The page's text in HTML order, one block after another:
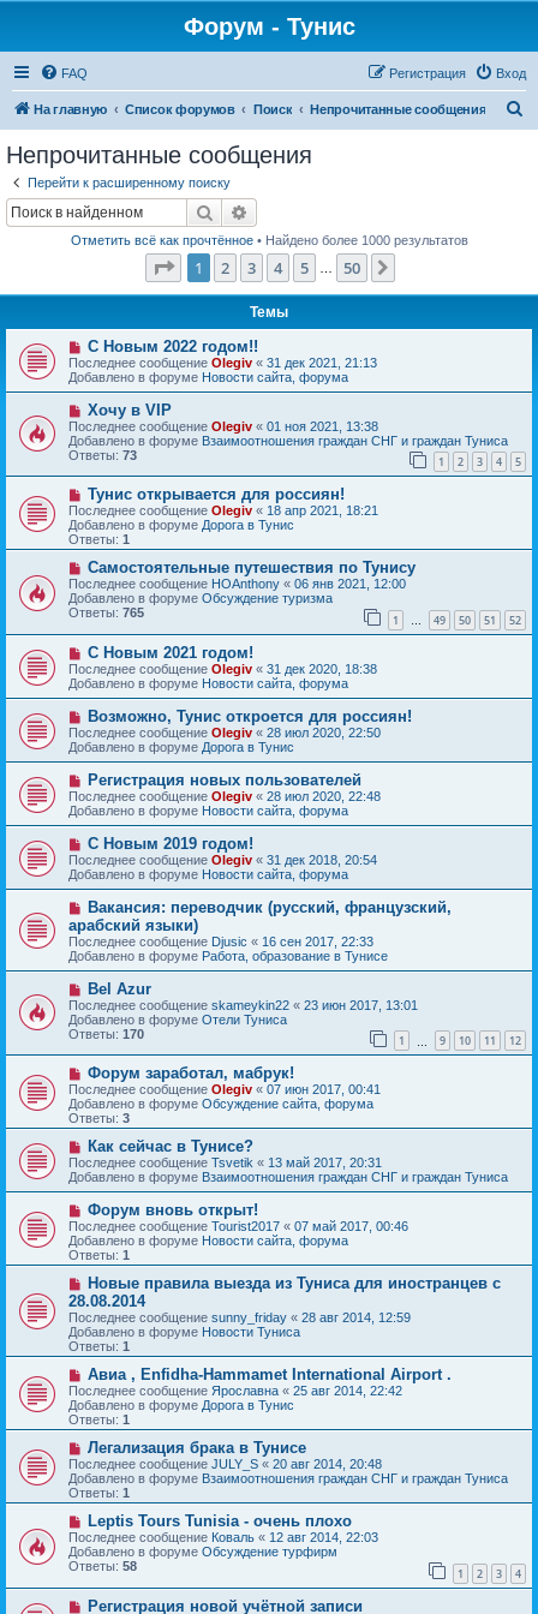
Форум - Тунис
FAQ Вход
Регистрация
На главную Список форумов Поиск Непрочитанные сообщения
Непрочитанные сообщения
Перейти к расширенному поиску
Поиск
Отметить всё как прочтённое• Найдено более 1000 результатов
Страница из 50
1 2 3 4 5 50
Темы
Н
о
в
о
е
с
о
о
б
щ
е
и
е
С Новым 2022 годом!!
Последнее сообщение Olegiv « 31 дек 2021, 21:13
Добавлено в форуме Новости сайта, форума
Н
о
в
о
е
с
о
о
б
щ
е
н
и
е
Хочу в VIP
Последнее сообщение Olegiv « 01 ноя 2021, 13:38
Добавлено в форуме Взаимоотношения граждан СНГ и граждан Туниса
Ответы: 73 1 2 3 4 5
Н
о
в
о
е
с
о
б
щ
е
н
и
е
Тунис открывается для россиян!
Последнее сообщение Olegiv « 18 апр 2021, 18:21
Добавлено в форуме Дорога в Тунис
Ответы: 1
Н
о
в
о
е
с
о
о
б
е
н
и
е
Самостоятельные путешествия по Тунису
Последнее сообщение HOAnthony « 06 янв 2021, 12:00
Добавлено в форуме Обсуждение туризма
Ответы: 765 1 … 49 50 51 52
Н
о
в
о
е
с
о
о
б
щ
е
н
и
е
С Новым 2021 годом!
Последнее сообщение Olegiv « 31 дек 2020, 18:38
Добавлено в форуме Новости сайта, форума
Н
о
в
о
е
с
о
о
б
щ
е
н
и
е
Возможно, Тунис откроется для россиян!
Последнее сообщение Olegiv « 28 июл 2020, 22:50
Добавлено в форуме Дорога в Тунис
Н
о
в
о
с
о
о
б
щ
е
н
и
е
Регистрация новых пользователей
Последнее сообщение Olegiv « 28 июл 2020, 22:48
Добавлено в форуме Новости сайта, форума
Н
о
в
о
е
с
о
о
б
щ
е
н
и
е
С Новым 2019 годом!
Последнее сообщение Olegiv « 31 дек 2018, 20:54
Добавлено в форуме Новости сайта, форума
Н
в
о
е
с
о
б
щ
и
е
Вакансия: переводчик (русский, французский,
арабский языки)
Последнее сообщение Djusic « 16 сен 2017, 22:33
Добавлено в форуме Работа, образование в Тунисе
Н
о
в
о
е
с
о
о
б
щ
е
н
и
е
Bel Azur
Последнее сообщение skameykin22 « 23 июн 2017, 13:01
Добавлено в форуме Отели Туниса
Ответы: 170 1 9 10 11 12
Н
о
в
о
е
с
о
о
б
щ
е
н
и
е
Форум заработал, мабрук!
Последнее сообщение Olegiv « 07 июн 2017, 00:41
Добавлено в форуме Обсуждение сайта, форума
Ответы: 3
Н
о
в
е
с
о
о
б
щ
е
н
и
е
Как сейчас в Тунисе?
Последнее сообщение Tsvetik « 13 май 2017, 20:31
Добавлено в форуме Взаимоотношения граждан СНГ и граждан Туниса
Н
о
в
о
е
с
о
о
б
щ
е
и
е
Форум вновь открыт!
Последнее сообщение Tourist2017 « 07 май 2017, 00:46
Добавлено в форуме Новости сайта, форума
Ответы: 1
Н
о
в
о
е
с
о
б
щ
е
и
е
Новые правила выезда из Туниса для иностранцев с
28.08.2014
Последнее сообщение sunny_friday « 28 авг 2014, 12:59
Добавлено в форуме Новости Туниса
Ответы: 1
Н
о
в
о
е
с
о
о
б
щ
е
н
и
е
Авиа , Enfidha-Hammamet International Airport .
Последнее сообщение Ярославна « 25 авг 2014, 22:42
Добавлено в форуме Дорога в Тунис
Ответы: 1
Н
о
в
о
е
с
о
о
б
щ
е
н
Легализация брака в Тунисе
Последнее сообщение JULY_S « 20 авг 2014, 20:48
Добавлено в форуме Взаимоотношения граждан СНГ и граждан Туниса
Ответы: 1
Н
о
в
о
с
Leptis Tours Tunisia - очень плохо
Последнее сообщение Коваль « 12 авг 2014, 22:03
Добавлено в форуме Обсуждение турфирм
Ответы: 58 1 2 3 4
НРегистрация новой учётной записи